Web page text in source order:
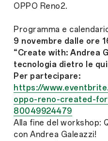
OPPO Reno2.
Programma e
9 novembre dalle ore
“Create with: Andrea
tecnologia dietro le
Per partecipare:
https://
oppo-reno-created-
80049924479
Alla fine del workshop:
con Andrea Galeazzi!